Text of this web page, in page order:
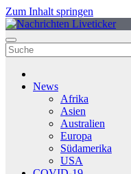
Zum Inhalt springen
News
Afrika
Asien
Australien
Europa
Südamerika
USA